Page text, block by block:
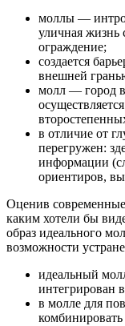
моллы —
уличная жизнь
ограждение;
создается
внешней
молл — город
в отличие от
перегружен:
информации
ориентиров, вы
Оценив
каким хотели бы
образ идеального
возможности
идеальный
интегрирован
в молле для